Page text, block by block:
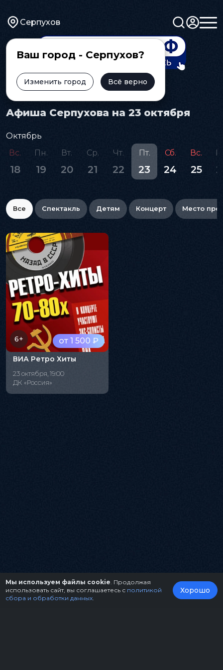
Серпухов
Ваш город - Серпухов?
Изменить город Всё верно
Главная Афиша
Афиша Серпухова на 23 октября
Октябрь
Вс.
18
Пн.
19
Вт.
20
Ср.
21
Чт.
22
Пт.
23
Сб.
24
Вс.
25
Все Спектакль Детям Концерт Место
от 1 500 ₽
6+
ВИА Ретро Хиты
23 октября, 19:00
ДК «Россия»
Мы используем файлы cookie . Продолжая
использовать сайт, вы соглашаетесь с политикой
сбора и обработки данных
Хорошо